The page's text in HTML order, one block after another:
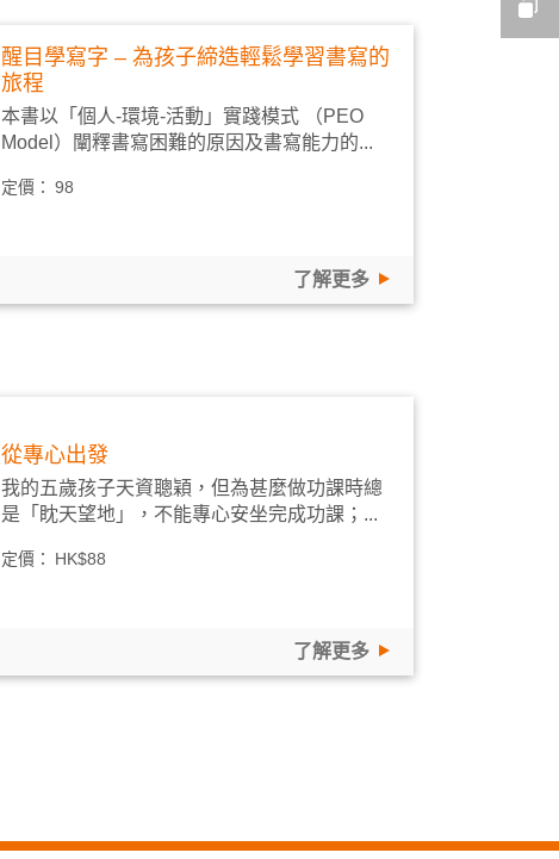
醒目學寫字 – 為孩子締造輕鬆學習書寫的
旅程
本書以「個人-環境-活動」實踐模式 （PEO
Model）闡釋書寫困難的原因及書寫能力的...
定價： 98
了解更多
從專心出發
我的五歲孩子天資聰穎，但為甚麼做功課時總
是「眈天望地」，不能專心安坐完成功課；...
定價： HK$88
了解更多